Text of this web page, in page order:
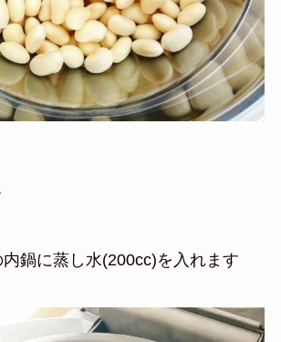
鍋に蒸し水(200cc)を入れます